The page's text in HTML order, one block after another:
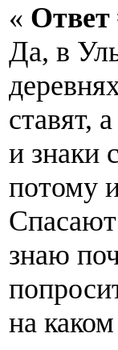
« Ответ
Да, в
ставят,
и знаки
потому
знаю
на